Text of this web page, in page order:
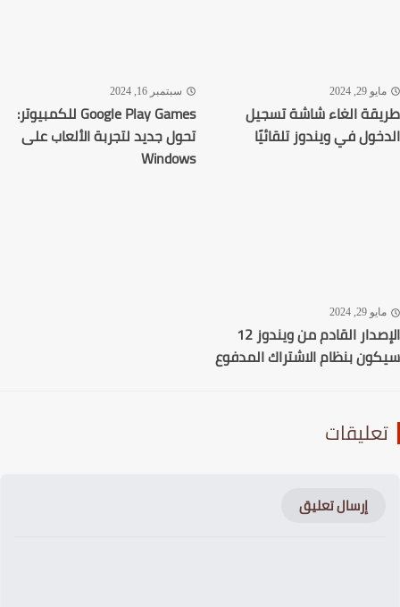
29, 2024
الغاء شاشة تسجيل
في ويندوز تلقائيًا
سبتمبر 16, 2024
Google Play Games للكمبيوتر:
تحول جديد لتجربة الألعاب على
Windows
29, 2024
الإصدار القادم من ويندوز 12
بنظام الاشتراك المدفوع
إرسال تعليق